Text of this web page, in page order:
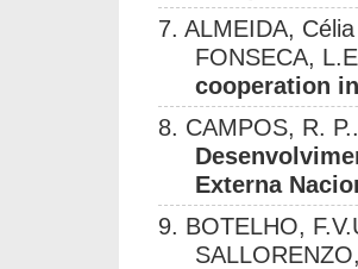
7. ALMEIDA,
FONSECA,
cooperation
8. CAMPOS, R.
Externa
9. BOTELHO,